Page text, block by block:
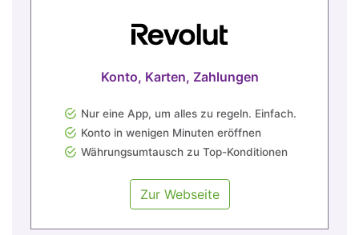
Konto, Karten, Zahlungen
Nur eine App, um alles zu regeln. Einfach.
Konto in wenigen Minuten eröffnen
Währungsumtausch zu Top-Konditionen
Zur Webseite